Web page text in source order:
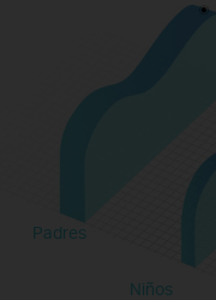
Padres
Niños